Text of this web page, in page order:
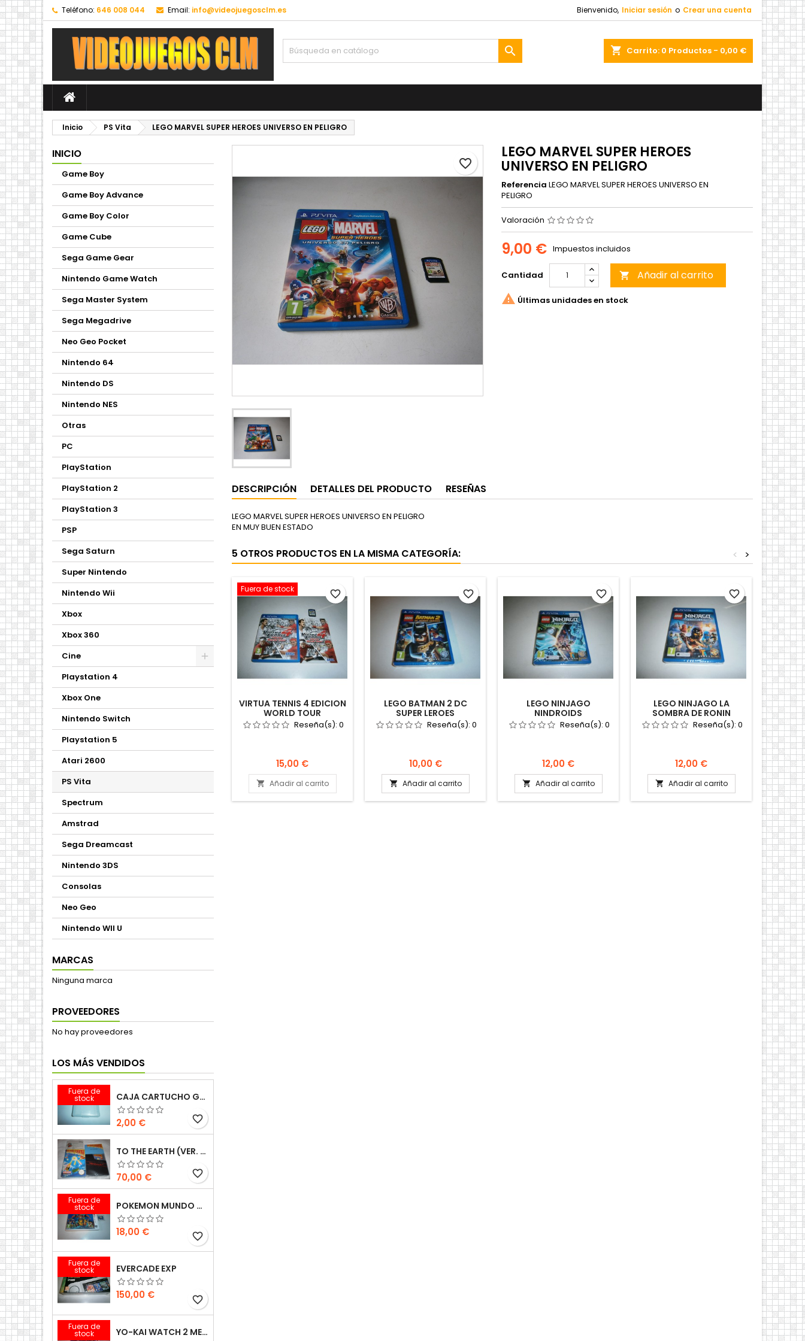
Teléfono: 646 008 044 Email: info@videojuegosclm.es Bienvenido, Iniciar sesión o Crear una cuenta
shopping_cart Carrito: 0 Productos - 0,00 €

Inicio PS Vita LEGO MARVEL SUPER HEROES UNIVERSO EN PELIGRO
INICIO
Game Boy
Game Boy Advance
Game Boy Color
Game Cube
Sega Game Gear
Nintendo Game Watch
Sega Master System
Sega Megadrive
Neo Geo Pocket
Nintendo 64
Nintendo DS
Nintendo NES
Otras
PC
PlayStation
PlayStation 2
PlayStation 3
PSP
Sega Saturn
Super Nintendo
Nintendo Wii
Xbox
Xbox 360
Cine
Playstation 4
Xbox One
Nintendo Switch
Playstation 5
Atari 2600
PS Vita
Spectrum
Amstrad
Sega Dreamcast
Nintendo 3DS
Consolas
Neo Geo
Nintendo WII U
MARCAS
Ninguna marca
PROVEEDORES
No hay proveedores
LOS MÁS VENDIDOS
Fuera de
stock CAJA CARTUCHO GAMEBOY
Precio
2,00 € favorite_border
TO THE EARTH (VER. ESP.)
Precio
70,00 € favorite_border
Fuera de
stock POKEMON MUNDO MEGAMISTERIOSO 3DS
Precio
18,00 € favorite_border
Fuera de
stock EVERCADE EXP
Precio
150,00 € favorite_border
Fuera de
stock YO-KAI WATCH 2 MENTESPECTROS PSYCHIC SPECTERS 3DS
favorite_border
LEGO MARVEL SUPER HEROES
UNIVERSO EN PELIGRO
Referencia LEGO MARVEL SUPER HEROES UNIVERSO EN
PELIGRO
Valoración
9,00 € Impuestos incluidos
Cantidad  Añadir al carrito
 Últimas unidades en stock
DESCRIPCIÓN DETALLES DEL PRODUCTO RESEÑAS
LEGO MARVEL SUPER HEROES UNIVERSO EN PELIGRO
EN MUY BUEN ESTADO
5 OTROS PRODUCTOS EN LA MISMA CATEGORÍA: >
<
Fuera de stock
VIRTUA TENNIS 4 EDICION
WORLD TOUR
Reseña(s): 0
Precio
15,00 €
 Añadir al carrito
favorite_border
LEGO BATMAN 2 DC
SUPER LEROES
Reseña(s): 0
Precio
10,00 €
 Añadir al carrito
favorite_border
LEGO NINJAGO
NINDROIDS
Reseña(s): 0
Precio
12,00 €
 Añadir al carrito
favorite_border
LEGO NINJAGO LA
SOMBRA DE RONIN
Reseña(s): 0
Precio
12,00 €
 Añadir al carrito
favorite_border
